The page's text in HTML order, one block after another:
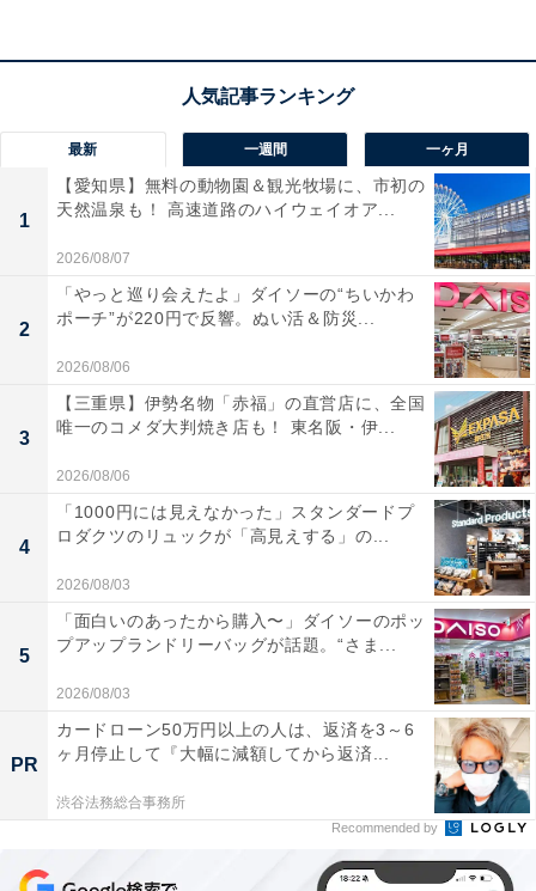
で調理する「里山ダイニング」も人気。露天風呂付客室
をはじめとする11タイプの多彩なお部屋が、心地よい寛
ぎを叶えてくれます。
宿泊者からは「食事はいつも美味しくて、ついつい食べ
すぎてしまいます」「温泉も色んな種類があり、露天風
呂からの景色も最高でした」という声があがっていま
す。17もの湯巡りでリフレッシュしたい人や、家族や大
切な人と旬の味覚を心ゆくまで味わいたい人におすすめ
の宿です。
楽天トラベルの「5と0のつく日」キャンペーンと
最新 一週間 一ヶ月
1
【愛知県】無料の動物園＆観光牧場に、市初の
天然温泉も！ 高速道路のハイウェイオア...
2026/08/07
2
「やっと巡り会えたよ」ダイソーの“ちいかわ
ポーチ”が220円で反響。ぬい活＆防災...
2026/08/06
3
【三重県】伊勢名物「赤福」の直営店に、全国
唯一のコメダ大判焼き店も！ 東名阪・伊...
2026/08/06
4
「1000円には見えなかった」スタンダードプ
ロダクツのリュックが「高見えする」の...
2026/08/03
5
「面白いのあったから購入〜」ダイソーのポッ
プアップランドリーバッグが話題。“さま...
2026/08/03
PR
カードローン50万円以上の人は、返済を3～6
ヶ月停止して『大幅に減額してから返済...
渋谷法務総合事務所
Recommended by